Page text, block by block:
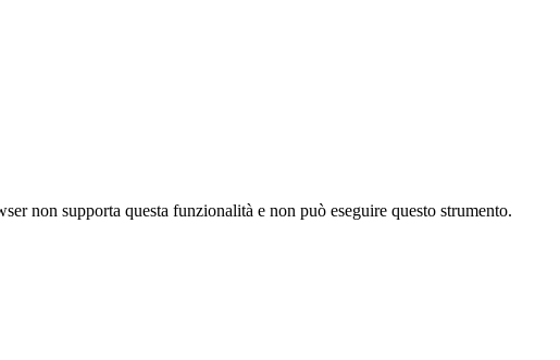
non supporta questa funzionalità e non può eseguire questo strumento.